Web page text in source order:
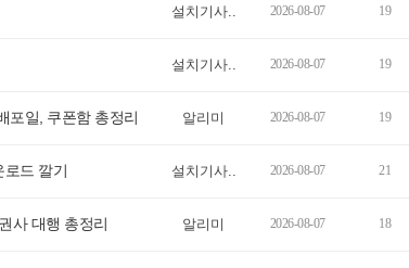
설치기사.. 2026-08-07 19
설치기사.. 2026-08-07 19
포일, 쿠폰함 총정리 알리미 2026-08-07 19
로드 깔기 설치기사.. 2026-08-07 21
사 대행 총정리 알리미 2026-08-07 18